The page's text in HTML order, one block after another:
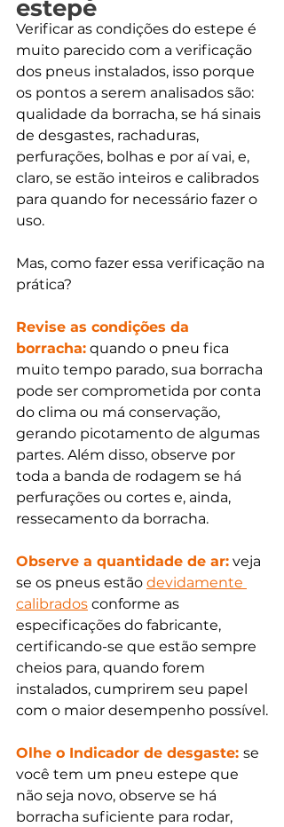
estepe
Verificar as condições do estepe é
muito parecido com a verificação
dos pneus instalados, isso porque
os pontos a serem analisados são:
qualidade da borracha, se há sinais
de desgastes, rachaduras,
perfurações, bolhas e por aí vai, e,
claro, se estão inteiros e calibrados
para quando for necessário fazer o
uso.
Mas, como fazer essa verificação na
prática?
Revise as condições da
borracha: quando o pneu fica
muito tempo parado, sua borracha
pode ser comprometida por conta
do clima ou má conservação,
gerando picotamento de algumas
partes. Além disso, observe por
toda a banda de rodagem se há
perfurações ou cortes e, ainda,
ressecamento da borracha.
Observe a quantidade de ar: veja
se os pneus estão devidamente
calibrados conforme as
especificações do fabricante,
certificando-se que estão sempre
cheios para, quando forem
instalados, cumprirem seu papel
com o maior desempenho possível.
Olhe o Indicador de desgaste: se
você tem um pneu estepe que
não seja novo, observe se há
borracha suficiente para rodar,